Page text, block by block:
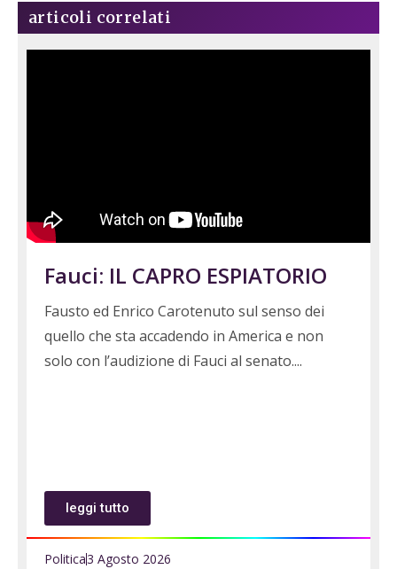
articoli correlati
Fauci: IL CAPRO ESPIATORIO
Fausto ed Enrico Carotenuto sul senso dei
quello che sta accadendo in America e non
solo con l’audizione di Fauci al senato.
leggi tutto
Politica3 Agosto 2026